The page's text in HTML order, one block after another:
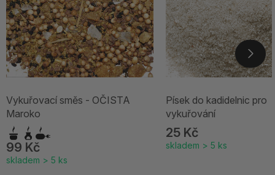
Vykuřovací směs - OČISTA
Maroko
99 Kč
skladem > 5 ks
Písek do kadidelnic pro
vykuřování
25 Kč
skladem > 5 ks